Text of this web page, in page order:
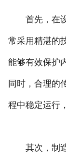
首先，在设
常采用精湛的
能够有效保护
同时，合理的
程中稳定运行
其次，制造